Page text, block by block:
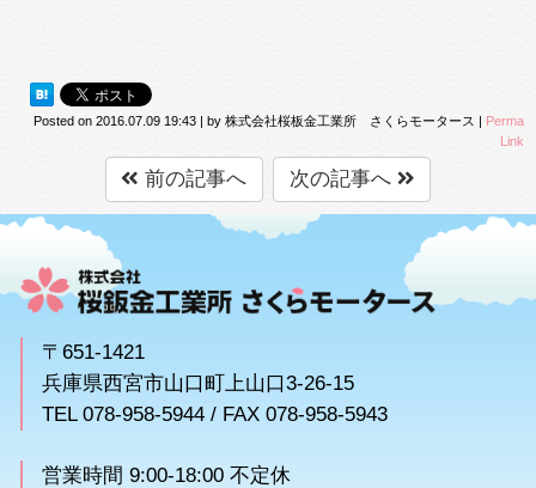
Posted on 2016.07.09 19:43 | by 株式会社桜板金工業所 さくらモータース | Perma
Link
前の記事へ 次の記事へ
〒651-1421
兵庫県西宮市山口町上山口3-26-15
TEL 078-958-5944 / FAX 078-958-5943
営業時間 9:00-18:00 不定休